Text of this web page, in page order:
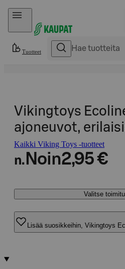
Hyppää sisältöön
Tuotteet
Vikingtoys
ajoneuvot,
Kaikki Viking Toys -tuotteet
n. Noin2,95 €
Valitse
Lisää suosikkeihin, Vikingtoys